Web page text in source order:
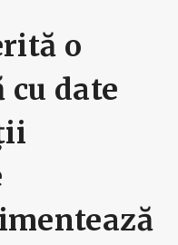
o
cu date